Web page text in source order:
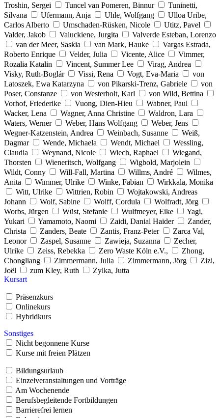
Troshin, Sergei
Tuncel van Pomeren, Binnur
Tuninetti,
Silvana
Ufermann, Anja Uhle, Wolfgang
Ulloa Uribe,
Carlos Alberto
Umschaden-Rüsken, Nicole
Utitz, Pavel
Valder, Jakob
Valuckiene, Jurgita
Valverde Esteban, Lorenzo
van der Meer, Saskia
van Mark, Hauke
Vargas Estrada,
Roberto Enrique
Velder, Julia Vicente, Alice
Vimmer,
Rozalia Katalin
Vincent, Summer Lee
Virag, Andrea
Visky, Ruth-Boglár
Vissi, Rena Vogt, Eva-Maria
von
Latoszek, Ewa Katarzyna
von Pikarski-Trenz, Gabriele
von
Poser, Constanze
von Westerholt, Karl
von Wild, Bettina
Vorhof, Friederike
Vuong, Dien-Hieu
Wabner, Paul
Wacker, Lena
Wagner, Anna Christine
Waldron, Lara
Waters, Werner
Weber, Hans Wolfgang
Weber, Jens
Wegner-Katzenstein, Andrea
Weinbach, Susanne
Weiß,
Dagmar
Wende, Michaela Wendt, Michael
Wessling,
Claudia
Weynand, Nicole Wiech, Raphael
Wiegand,
Thorsten
Wieneritsch, Wolfgang
Wigbold, Marjolein
Wildt, Conny
Will-Fall, Martina Willms, André
Wilmes,
Anita
Wimmer, Ulrike Winke, Fabian
Wirkkala, Monika
Witt, Ulrike
Wittrien, Robin
Wojtakowski, Andreas
Johann
Wolf, Sabine Wolff, Cordula
Wolfradt, Jörg
Worbs, Jürgen
Wüst, Stefanie Wulfmeyer, Eike
Yagi,
Yukari
Yamamoto, Naomi Zaidi, Danial Haider
Zander,
Christa
Zanders, Beate Zantis, Franz-Peter
Zarca Val,
Leonor
Zaspel, Susanne Zawieja, Suzanna
Zecher,
Ulrike
Zeiss, Rebekka Zero Waste Köln e.V.,
Zhong,
Chongliang
Zimmermann, Julia Zimmermann, Jörg
Zizi,
Joël
zum Kley, Ruth
Zylka, Jutta
Kursart
Präsenzkurs
Onlinekurs
Hybridkurs
Sonstiges
Nicht begonnene Kurse
Kurse mit freien Plätzen
Bildungsurlaub
Einzelveranstaltungen und Vorträge
Am Wochenende
Berufsbegleitende Fortbildungen
Barrierefrei lernen